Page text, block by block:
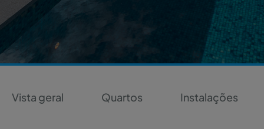
Vista geral Quartos Instalações